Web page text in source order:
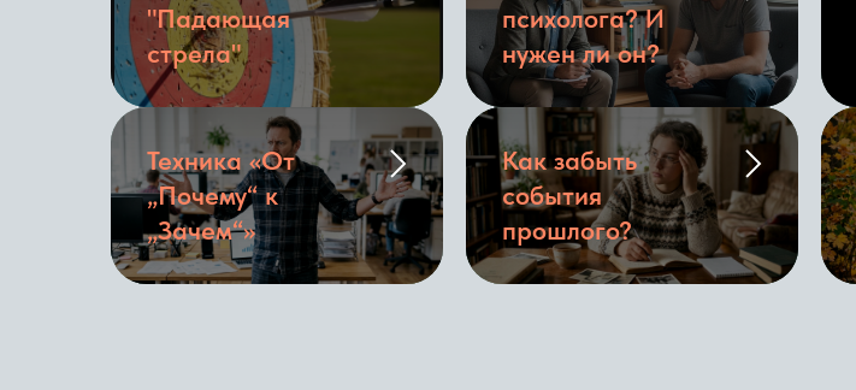
"Падающая
стрела"
психолога? И
нужен ли он?
Техника «От
„Почему“ к
„Зачем“»
Как забыть
события
прошлого?